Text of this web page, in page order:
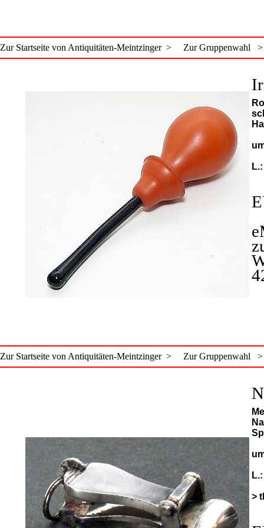
Zur Startseite von Antiquitäten-Meintzinger > Zur Gruppenwahl >
Zur Startseite von Antiquitäten-Meintzinger > Zur Gruppenwahl >
>